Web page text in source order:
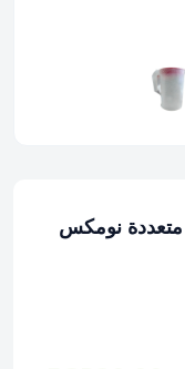
ألوان متعددة نومكس